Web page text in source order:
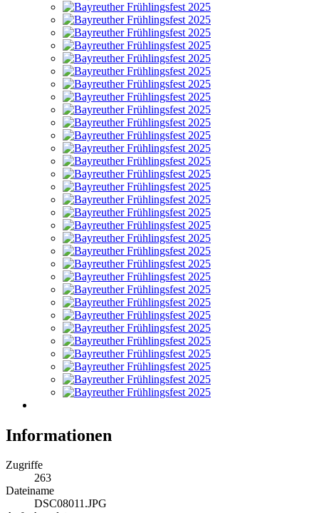
Informationen
Zugriffe
263
Dateiname
DSC08011.JPG